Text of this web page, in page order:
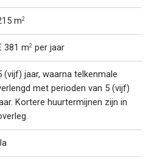
m2
381 m2 per jaar
(vijf) jaar, waarna telkenmale
met perioden van 5 (vijf)
Kortere huurtermijnen zijn in